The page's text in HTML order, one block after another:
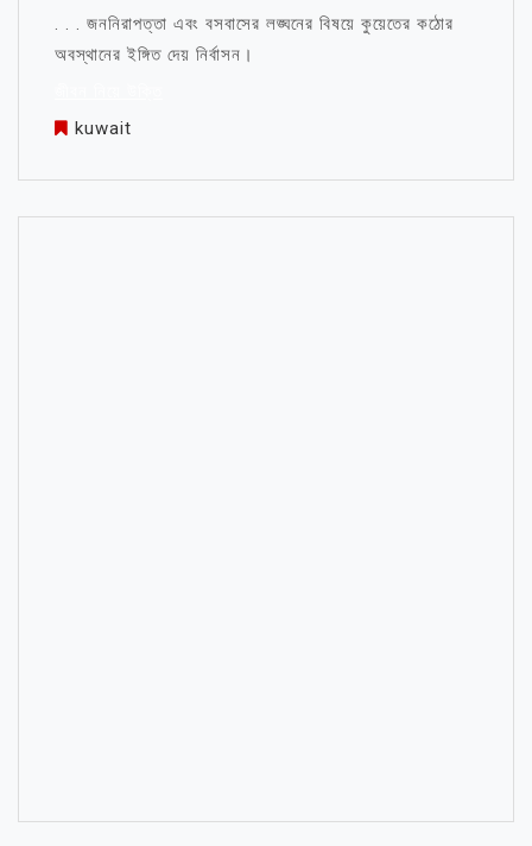
. . . জননিরাপত্তা এবং বসবাসের লঙ্ঘনের বিষয়ে কুয়েতের কঠোর
অবস্থানের ইঙ্গিত দেয় নির্বাসন।
kuwait